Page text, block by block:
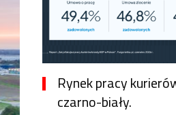
Rynek pracy
czarno-biały.